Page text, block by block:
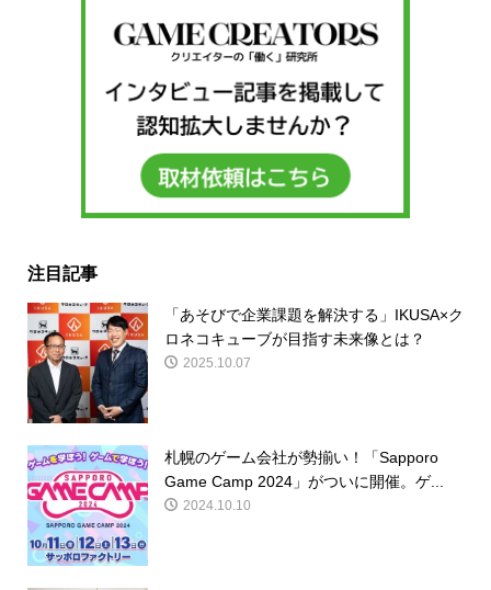
注目記事
「あそびで企業課題を解決する」IKUSA×ク
ロネコキューブが目指す未来像とは？
2025.10.07
札幌のゲーム会社が勢揃い！「Sapporo
Game Camp 2024」がついに開催。ゲ...
2024.10.10